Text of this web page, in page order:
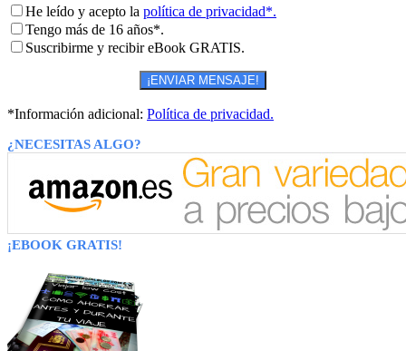
He leído y acepto la política de privacidad*.
Tengo más de 16 años*.
Suscribirme y recibir eBook GRATIS.
*Información adicional: Política de privacidad.
¿NECESITAS ALGO?
¡EBOOK GRATIS!